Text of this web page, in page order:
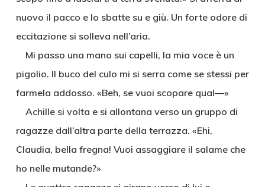
nuovo il pacco e lo sbatte su e giù. Un forte odore di
eccitazione si solleva nell’aria.
Mi passo una mano sui capelli, la mia voce è un
pigolio. Il buco del culo mi si serra come se stessi per
farmela addosso. «Beh, se vuoi scopare qual—»
Achille si volta e si allontana verso un gruppo di
ragazze dall’altra parte della terrazza. «Ehi,
Claudia, bella fregna! Vuoi assaggiare il salame che
ho nelle mutande?»